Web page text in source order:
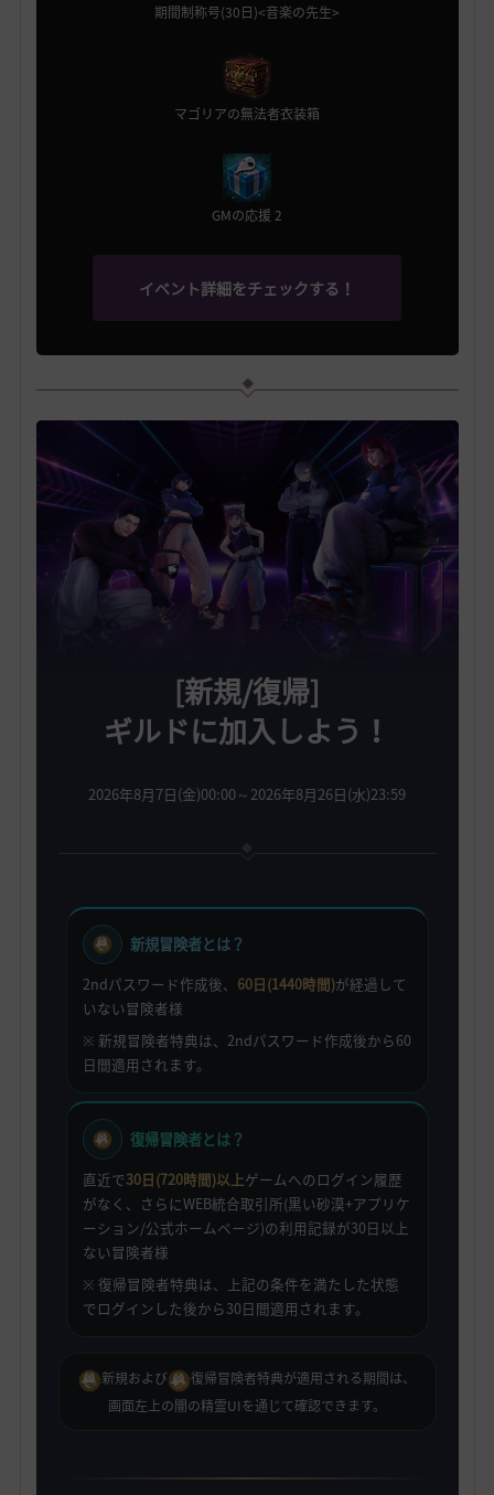
期間制称号(30日)<音楽の先生>
マゴリアの無法者衣装箱
GMの応援 2
イベント詳細をチェックする！
[新規/復帰]
ギルドに加入しよう！
2026年8月7日(金)00:00～2026年8月26日(水)23:59
新規冒険者とは？
2ndパスワード作成後、 60日(1440時間)が経過して
いない冒険者様
※ 新規冒険者特典は、2ndパスワード作成後から60
日間適用されます。
復帰冒険者とは？
直近で30日(720時間)以上ゲームへのログイン履歴
がなく、さらにWEB統合取引所(黒い砂漠+アプリケ
ーション/公式ホームページ)の利用記録が30日以上
ない冒険者様
※ 復帰冒険者特典は、上記の条件を満たした状態
でログインした後から30日間適用されます。
新規および
復帰冒険者特典が適用される期間は、
画面左上の闇の精霊UIを通じて確認できます。